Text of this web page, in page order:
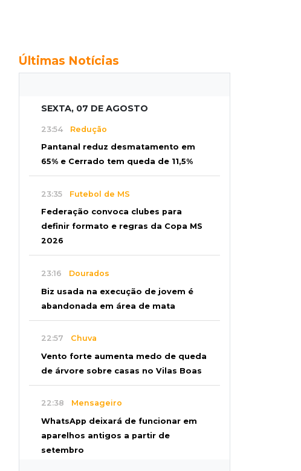
Últimas Notícias
SEXTA, 07 DE AGOSTO
23:54 Redução
Pantanal reduz desmatamento em
65% e Cerrado tem queda de 11,5%
23:35 Futebol de MS
Federação convoca clubes para
definir formato e regras da Copa MS
2026
23:16 Dourados
Biz usada na execução de jovem é
abandonada em área de mata
22:57 Chuva
Vento forte aumenta medo de queda
de árvore sobre casas no Vilas Boas
22:38 Mensageiro
WhatsApp deixará de funcionar em
aparelhos antigos a partir de
setembro